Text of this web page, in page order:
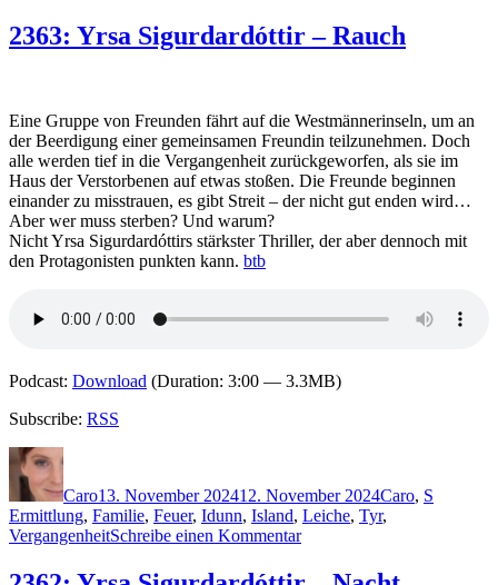
Jón
Atli
2363: Yrsa Sigurdardóttir – Rauch
Eine Gruppe von Freunden fährt auf die Westmännerinseln, um an
der Beerdigung einer gemeinsamen Freundin teilzunehmen. Doch
alle werden tief in die Vergangenheit zurückgeworfen, als sie im
Haus der Verstorbenen auf etwas stoßen. Die Freunde beginnen
einander zu misstrauen, es gibt Streit – der nicht gut enden wird…
Aber wer muss sterben? Und warum?
Nicht Yrsa Sigurdardóttirs stärkster Thriller, der aber dennoch mit
den Protagonisten punkten kann. btb
Podcast: Download (Duration: 3:00 — 3.3MB)
Subscribe: RSS
Autor
Caro13. November 202412. November 2024Caro, S
Ermittlung, Familie, Feuer, Idunn, Island, Leiche, Tyr,
VergangenheitSchreibe einen Kommentarzu
Yrsa